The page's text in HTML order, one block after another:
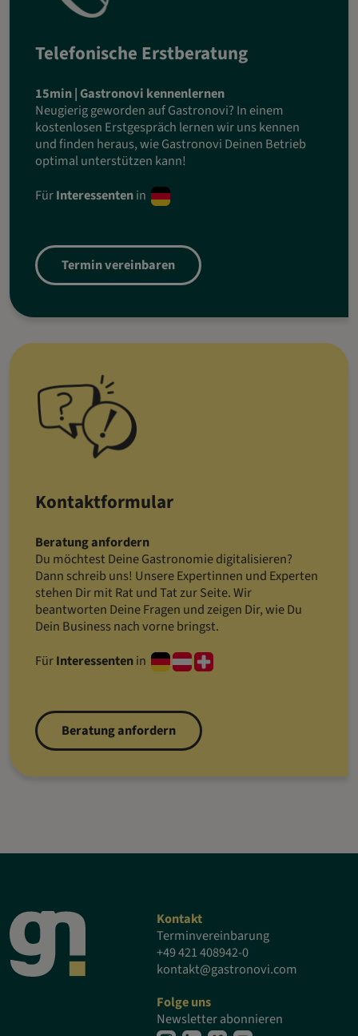
Telefonische Erstberatung
15min | Gastronovi kennenlernen
Neugierig geworden auf Gastronovi? In einem
kostenlosen Erstgespräch lernen wir uns kennen
und finden heraus, wie Gastronovi Deinen Betrieb
optimal unterstützen kann!
FürInteressentenin
Termin vereinbaren
Kontaktformular
Beratung anfordern
Du möchtest Deine Gastronomie digitalisieren?
Dann schreib uns! Unsere Expertinnen und Experten
stehen Dir mit Rat und Tat zur Seite. Wir
beantworten Deine Fragen und zeigen Dir, wie Du
Dein Business nach vorne bringst.
FürInteressentenin
Beratung anfordern
Kontakt
Terminvereinbarung
+49 421 408942-0
kontakt@gastronovi.com
Folge uns
Newsletter abonnieren